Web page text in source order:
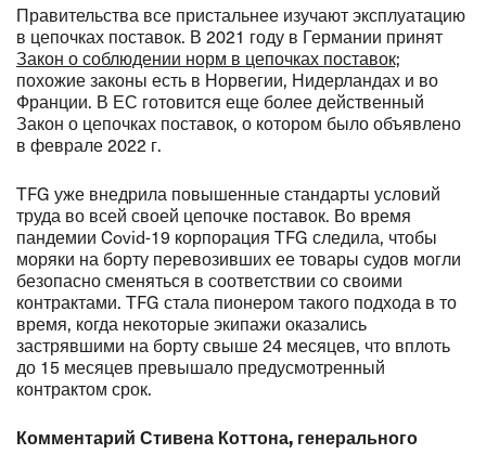
Правительства все пристальнее изучают эксплуатацию
в цепочках поставок. В 2021 году в Германии принят
Закон о соблюдении норм в цепочках поставок;
похожие законы есть в Норвегии, Нидерландах и во
Франции. В ЕС готовится еще более действенный
Закон о цепочках поставок, о котором было объявлено
в феврале 2022 г.
TFG уже внедрила повышенные стандарты условий
труда во всей своей цепочке поставок. Во время
пандемии Covid-19 корпорация TFG следила, чтобы
моряки на борту перевозивших ее товары судов могли
безопасно сменяться в соответствии со своими
контрактами. TFG стала пионером такого подхода в то
время, когда некоторые экипажи оказались
застрявшими на борту свыше 24 месяцев, что вплоть
до 15 месяцев превышало предусмотренный
контрактом срок.
Комментарий Стивена Коттона, генерального